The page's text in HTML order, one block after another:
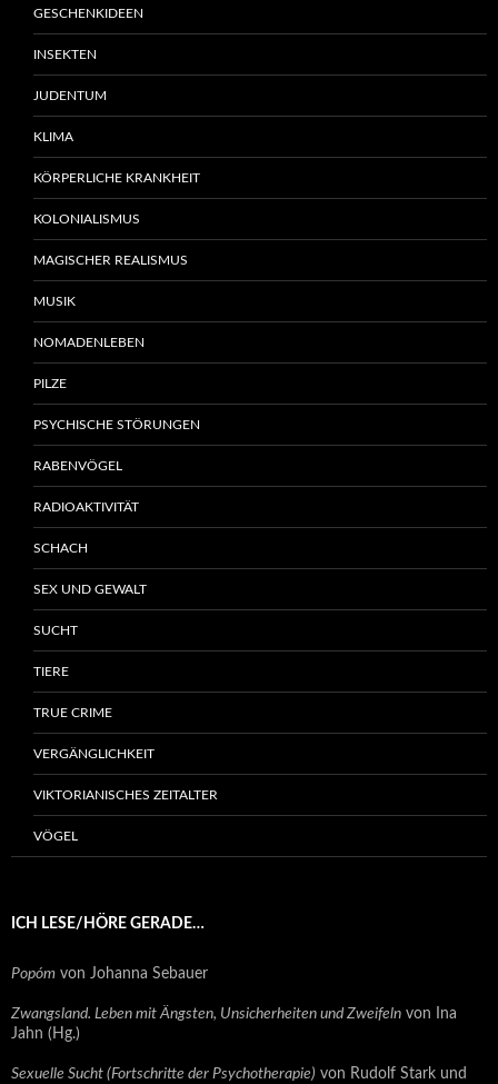
GESCHENKIDEEN
INSEKTEN
JUDENTUM
KLIMA
KÖRPERLICHE KRANKHEIT
KOLONIALISMUS
MAGISCHER REALISMUS
MUSIK
NOMADENLEBEN
PILZE
PSYCHISCHE STÖRUNGEN
RABENVÖGEL
RADIOAKTIVITÄT
SCHACH
SEX UND GEWALT
SUCHT
TIERE
TRUE CRIME
VERGÄNGLICHKEIT
VIKTORIANISCHES ZEITALTER
VÖGEL
ICH LESE/HÖRE GERADE…
Popóm von Johanna Sebauer
Zwangsland. Leben mit Ängsten, Unsicherheiten und Zweifeln von Ina
Jahn (Hg.)
Sexuelle Sucht (Fortschritte der Psychotherapie) von Rudolf Stark und